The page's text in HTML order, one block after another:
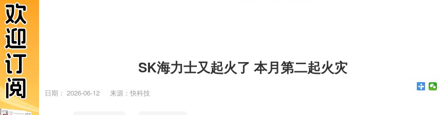
SK海力士又起火了 本月第二起火灾
日期： 2026-06-12 来源：快科技